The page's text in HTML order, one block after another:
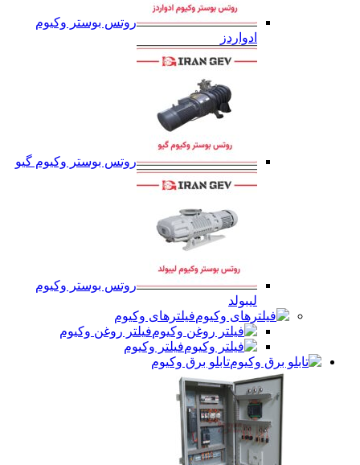
روتس بوستر وکیوم
ادواردز
روتس بوستر وکیوم گیو
روتس بوستر وکیوم
لیبولد
فیلترهای وکیوم
فیلتر روغن وکیوم
فیلتر وکیوم
تابلو برق وکیوم